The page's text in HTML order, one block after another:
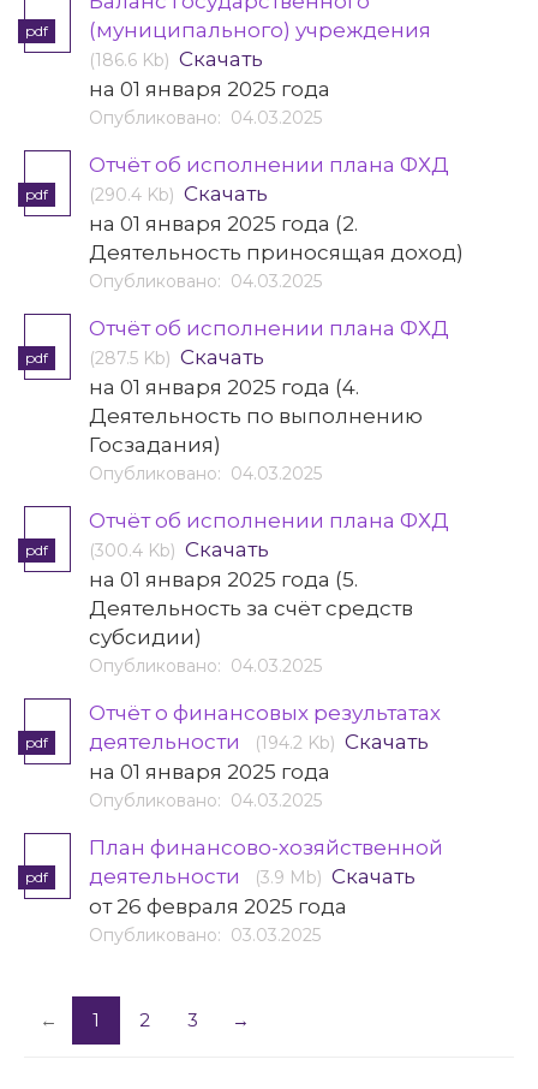
pdf
(муниципального) учреждения
(186.6 Kb) Скачать
на 01 января 2025 года
Опубликовано: 04.03.2025
pdf
Отчёт об исполнении плана ФХД
(290.4 Kb) Скачать
на 01 января 2025 года (2.
Деятельность приносящая доход)
Опубликовано: 04.03.2025
pdf
Отчёт об исполнении плана ФХД
(287.5 Kb) Скачать
на 01 января 2025 года (4.
Деятельность по выполнению
Госзадания)
Опубликовано: 04.03.2025
pdf
Отчёт об исполнении плана ФХД
(300.4 Kb) Скачать
на 01 января 2025 года (5.
Деятельность за счёт средств
субсидии)
Опубликовано: 04.03.2025
pdf
Отчёт о финансовых результатах
деятельности
(194.2 Kb) Скачать
на 01 января 2025 года
Опубликовано: 04.03.2025
pdf
План финансово-хозяйственной
деятельности
(3.9 Mb) Скачать
от 26 февраля 2025 года
Опубликовано: 03.03.2025
← 1 2 3 →